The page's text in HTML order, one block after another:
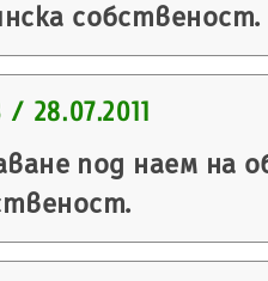
собственост.
/ 28.07.2011
под наем на